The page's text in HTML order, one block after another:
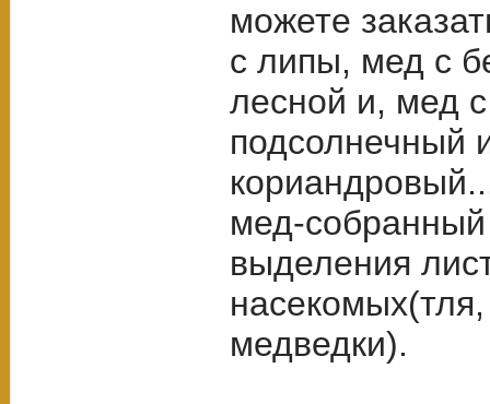
можете
с липы, мед с
лесной и, мед
подсолнечный
мед-
выделения
медведки).